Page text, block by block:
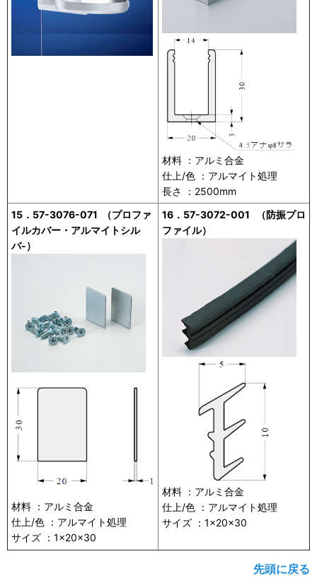
材料 ：アルミ合金
仕上/色 ：アルマイト処理
長さ ：2500mm
15．57-3076-071 （プロファ
イルカバー・アルマイトシル
バ-）
材料 ：アルミ合金
仕上/色 ：アルマイト処理
サイズ ：1×20×30
16．57-3072-001 （防振プロ
ファイル）
材料 ：アルミ合金
仕上/色 ：アルマイト処理
サイズ ：1×20×30
先頭に戻る